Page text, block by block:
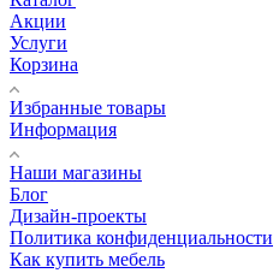
Акции
Услуги
Корзина
Избранные товары
Информация
Наши магазины
Блог
Дизайн-проекты
Политика конфиденциальности
Как купить мебель